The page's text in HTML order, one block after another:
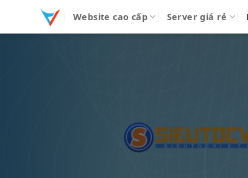
Website cao cấp Server giá rẻ